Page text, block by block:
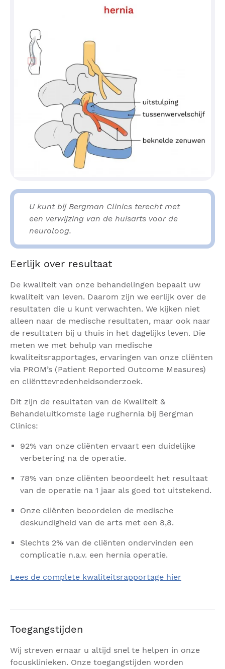
U kunt bij Bergman Clinics terecht met
een verwijzing van de huisarts voor de
neuroloog.
Eerlijk over resultaat
De kwaliteit van onze behandelingen bepaalt uw
kwaliteit van leven. Daarom zijn we eerlijk over de
resultaten die u kunt verwachten. We kijken niet
alleen naar de medische resultaten, maar ook naar
de resultaten bij u thuis in het dagelijks leven. Die
meten we met behulp van medische
kwaliteitsrapportages, ervaringen van onze cliënten
via PROM’s (Patient Reported Outcome Measures)
en cliënttevredenheidsonderzoek.
Dit zijn de resultaten van de Kwaliteit &
Behandeluitkomste lage rughernia bij Bergman
Clinics:
92% van onze cliënten ervaart een duidelijke
verbetering na de operatie.
78% van onze cliënten beoordeelt het resultaat
van de operatie na 1 jaar als goed tot uitstekend.
Onze cliënten beoordelen de medische
deskundigheid van de arts met een 8,8.
Slechts 2% van de cliënten ondervinden een
complicatie n.a.v. een hernia operatie.
Lees de complete kwaliteitsrapportage hier
Toegangstijden
Wij streven ernaar u altijd snel te helpen in onze
focusklinieken. Onze toegangstijden worden